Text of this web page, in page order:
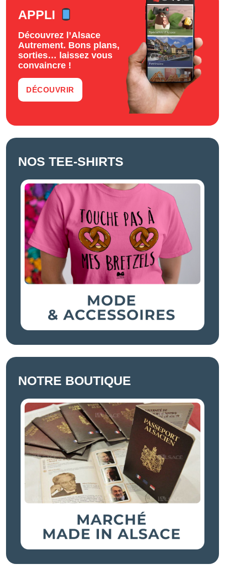
APPLI
Découvrez l’Alsace
Autrement. Bons plans,
sorties… laissez vous
convaincre !
DÉCOUVRIR
NOS TEE-SHIRTS
NOTRE BOUTIQUE